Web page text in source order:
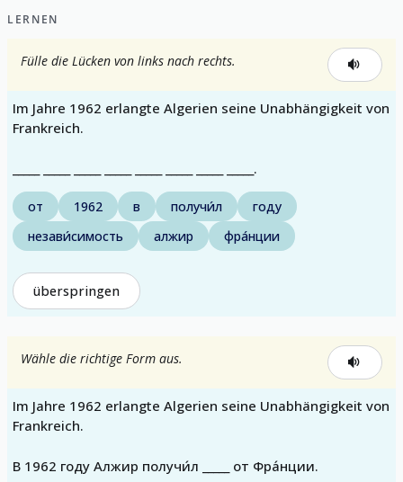
LERNEN
Fülle die Lücken von links nach rechts.
Im Jahre 1962 erlangte Algerien seine Unabhängigkeit von
Frankreich.
_____ _____ _____ _____ _____ _____ _____ _____.
от 1962 в получи́л
году
незави́симость
алжир фра́нции
überspringen
Wähle die richtige Form aus.
Im Jahre 1962 erlangte Algerien seine Unabhängigkeit von
Frankreich.
В 1962 году Алжир получи́л _____ от Фра́нции.